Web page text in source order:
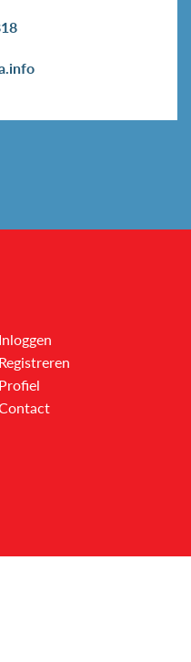
Inloggen
Registreren
Profiel